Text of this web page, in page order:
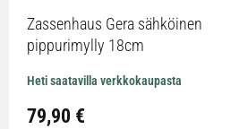
Zassenhaus Gera sähköinen
pippurimylly 18cm
Heti saatavilla verkkokaupasta
79,90 €